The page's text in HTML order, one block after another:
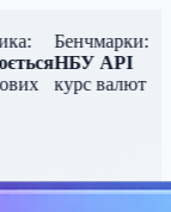
Бенчмарки:
НБУ API
курс валют